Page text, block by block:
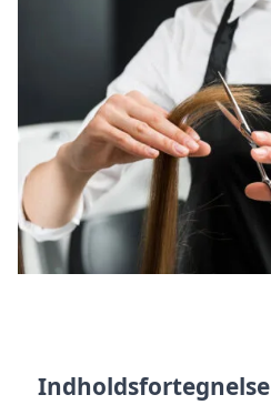
Indholdsfortegnelse